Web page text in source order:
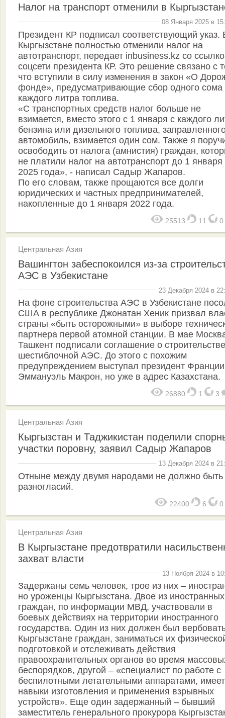
Налог на транспорт отменили в
08 Января 2025 в
Президент КР подписал соответствующий указ.
Кыргызстане полностью отменили налог на
автотранспорт, передает inbusiness.kz cо
соцсети президента КР. Это решение связано с
что вступили в силу изменения в закон «О
фонде», предусматривающие сбор одного сома
каждого литра топлива.
«С транспортных средств налог больше не
взимается, вместо этого с 1 января с каждого
бензина или дизельного топлива,
автомобиль, взимается один сом. Также я
освободить от налога (амнистия) граждан,
не платили налог на автотранспорт до 1 января
2025 года», - написал Садыр Жапаров.
По его словам, также прощаются все долги
юридических и частных предпринимателей,
накопленные до 1 января 2022 года.
25513 11 0
Центральная Азия
Вашингтон забеспокоился из-за
АЭС в Узбекистане
23 Декабря 2024 в
На фоне строительства АЭС в Узбекистане
США в республике Джонатан Хеник призвал
страны «быть осторожными» в выборе
партнера первой атомной станции. В мае
Ташкент подписали соглашение о строительстве
шестиблочной АЭС. До этого с похожим
предупреждением выступал президент Франции
Эммануэль Макрон, но уже в адрес Казахстана.
26880 1 3
Центральная Азия
Кыргызстан и Таджикистан поделили
участки поровну, заявил Садыр Жапаров
13 Декабря 2024 в
Отныне между двумя народами не должно быть
разногласий.
22400 6 0
Центральная Азия
В Кыргызстане предотвратили
захват власти
13 Ноября 2024 в
Задержаны семь человек, трое из них –
но уроженцы Кыргызстана. Двое из иностранных
граждан, по информации МВД, участвовали в
боевых действиях на территории иностранного
государства. Один из них должен был
Кыргызстане граждан, заниматься их
подготовкой и отслеживать действия
правоохранительных органов во время
беспорядков, другой – «специалист по работе с
беспилотными летательными аппаратами, имеет
навыки изготовления и применения взрывных
устройств». Еще один задержанный – бывший
заместитель генерального прокурора